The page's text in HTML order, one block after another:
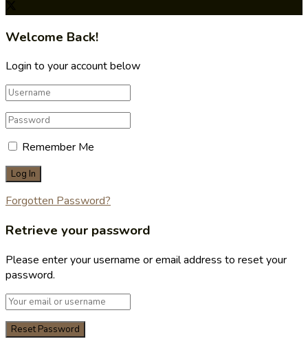
Welcome Back!
Login to your account below
Remember Me
Forgotten Password?
Retrieve your password
Please enter your username or email address to reset your
password.